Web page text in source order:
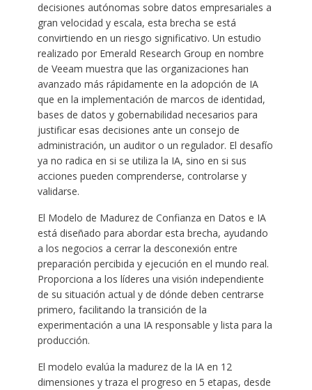
decisiones autónomas sobre datos empresariales a
gran velocidad y escala, esta brecha se está
convirtiendo en un riesgo significativo. Un estudio
realizado por Emerald Research Group en nombre
de Veeam muestra que las organizaciones han
avanzado más rápidamente en la adopción de IA
que en la implementación de marcos de identidad,
bases de datos y gobernabilidad necesarios para
justificar esas decisiones ante un consejo de
administración, un auditor o un regulador. El desafío
ya no radica en si se utiliza la IA, sino en si sus
acciones pueden comprenderse, controlarse y
validarse.
El Modelo de Madurez de Confianza en Datos e IA
está diseñado para abordar esta brecha, ayudando
a los negocios a cerrar la desconexión entre
preparación percibida y ejecución en el mundo real.
Proporciona a los líderes una visión independiente
de su situación actual y de dónde deben centrarse
primero, facilitando la transición de la
experimentación a una IA responsable y lista para la
producción.
El modelo evalúa la madurez de la IA en 12
dimensiones y traza el progreso en 5 etapas, desde